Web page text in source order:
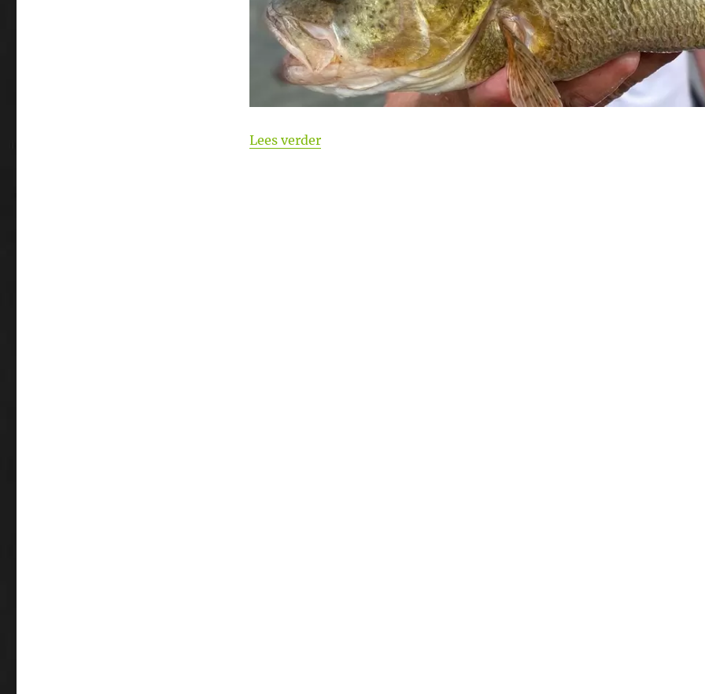
Lees verder“Grote snoekbaars en baars vangen op de rivier.”